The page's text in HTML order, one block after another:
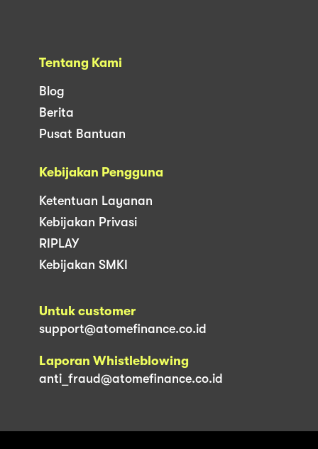
Tentang Kami
Blog
Berita
Pusat Bantuan
Kebijakan Pengguna
Ketentuan Layanan
Kebijakan Privasi
RIPLAY
Kebijakan SMKI
Untuk customer
support@atomefinance.co.id
Laporan Whistleblowing
anti_fraud@atomefinance.co.id